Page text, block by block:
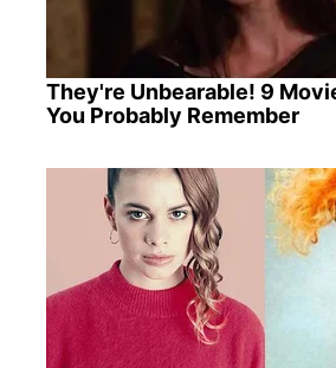
They're Unbearable! 9
You Probably Remember